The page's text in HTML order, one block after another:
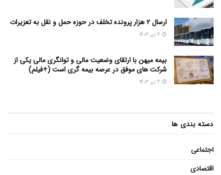
ارسال ۲ هزار پرونده تخلف در حوزه حمل و نقل به تعزیرات
بیمه میهن با ارتقای وضعیت مالی و توانگری مالی یکی از
شرکت های موفق در عرصه بیمه گری است (+فیلم)
دسته بندی ها
اجتماعی
اقتصادی